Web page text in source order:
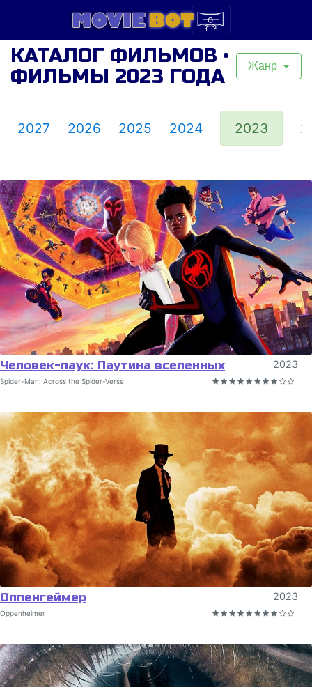
КАТАЛОГ ФИЛЬМОВ •
ФИЛЬМЫ 2023 ГОДА
Жанр
2027 2026 2025 2024 2023
Человек-паук: Паутина вселенных 2023
Spider-Man: Across the Spider-Verse
Оппенгеймер 2023
Oppenheimer